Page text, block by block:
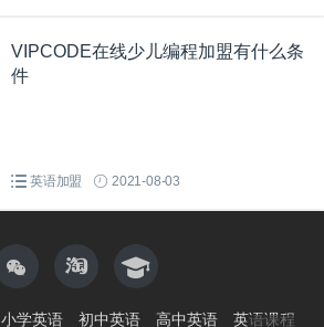
VIPCODE在线少儿编程加盟有什么条
件
英语加盟 2021-08-03
小学英语 初中英语 高中英语 英语课程